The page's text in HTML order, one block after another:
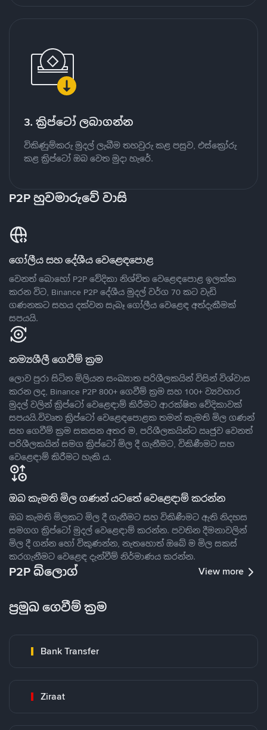
3. ක්‍රිප්ටෝ ලබාගන්න
විකිණුම්කරු මුදල් ලැබීම තහවුරු කළ පසුව, එස්ක්‍රෝරු
කළ ක්‍රිප්ටෝ ඔබ වෙත මුදා හැරේ.
P2P හුවමාරුවේ වාසි
ගෝලීය සහ දේශීය වෙළෙඳපොළ
වෙනත් බොහෝ P2P වේදිකා නිශ්චිත වෙළෙඳපොළ ඉලක්ක
කරන විට, Binance P2P දේශීය මුදල් වර්ග 70 කට වැඩි
ගණනකට සහය දක්වන සැබෑ ගෝලීය වෙළෙඳ අත්දැකීමක්
සපයයි.
නම්‍යශීලී ගෙවීම් ක්‍රම
ලොව පුරා සිටින මිලියන සංඛ්‍යාත පරිශීලකයින් විසින් විශ්වාස
කරන ලද, Binance P2P 800+ ගෙවීම් ක්‍රම සහ 100+ ව්‍යවහාර
මුදල් වලින් ක්‍රිප්ටෝ වෙළෙඳාම් කිරීමට ආරක්ෂිත වේදිකාවක්
සපයයි.විවෘත ක්‍රිප්ටෝ වෙළෙඳපොළක තමන් කැමති මිල ගණන්
සහ ගෙවීම් ක්‍රම සකසන අතර ම, පරිශීලකයින්ට ඍජුව වෙනත්
පරිශීලකයින් සමග ක්‍රිප්ටෝ මිල දී ගැනීමට, විකිණීමට සහ
වෙළෙඳාම් කිරීමට හැකි ය.
ඔබ කැමති මිල ගණන් යටතේ වෙළෙඳාම් කරන්න
ඔබ කැමති මිලකට මිල දී ගැනීමට සහ විකිණීමට ඇති නිදහස
සමගග ක්‍රිප්ටෝ මුදල් වෙළෙඳාම් කරන්න. පවතින දීමනාවලින්
මිල දී ගන්න හෝ විකුණන්න, නැතහොත් ඔබේ ම මිල සකස්
කරගැනීමට වෙළෙඳ දැන්වීම් නිර්මාණය කරන්න.
P2P බ්ලොග් View more
ප්‍රමුඛ ගෙවීම් ක්‍රම
Bank Transfer
Ziraat